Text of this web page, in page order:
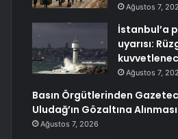
Ağustos 7,
İstanbul’a
uyarısı:
Ağustos 7,
Basın Örgütlerinden
Uludağ’ın Gözaltına
Ağustos 7, 2026